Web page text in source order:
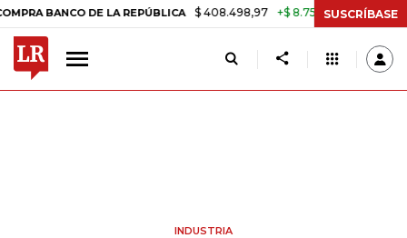
DE LA REPÚBLICA $ 408.498,97 +$ 8.753,81 +2,19% TASA DE
SUSCRÍBASE
INDUSTRIA